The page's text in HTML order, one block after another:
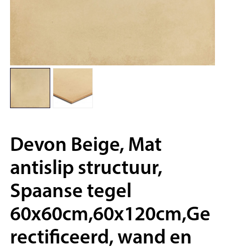
Devon Beige, Mat
antislip structuur,
Spaanse tegel
60x60cm,60x120cm,Ge
rectificeerd, wand en